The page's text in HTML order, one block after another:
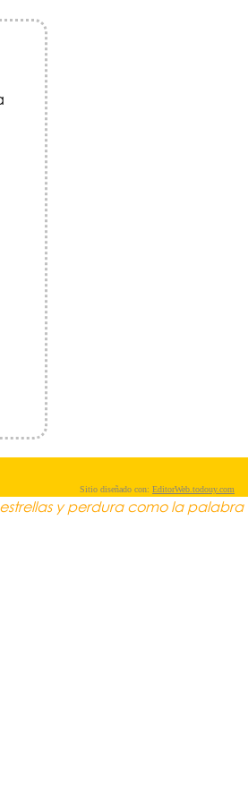
Sitio diseñado con: EditorWeb.todouy.com
y perdura como la palabra